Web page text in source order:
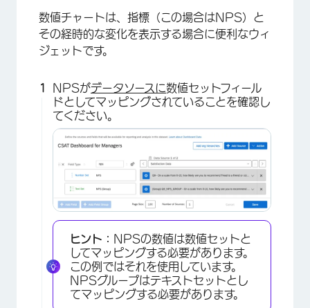
数値チャートは、指標（この場合はNPS）と
その経時的な変化を表示する場合に便利なウィ
ジェットです。
NPSがデータソースに数値セットフィール
ドとしてマッピングされていることを確認し
てください。
ヒント： NPSの数値は数値セットと
してマッピングする必要があります。
この例ではそれを使用しています。
NPSグループはテキストセットとし
てマッピングする必要があります。